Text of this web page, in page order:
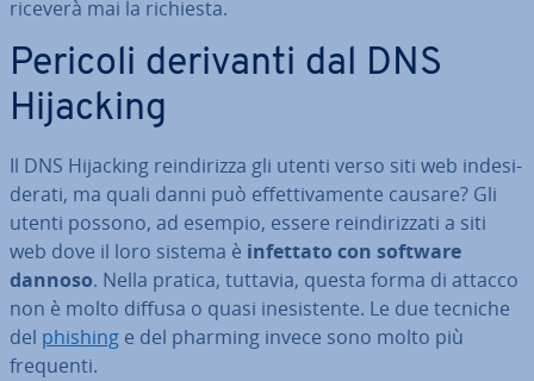
riceverà mai la richiesta.
Pericoli derivanti dal DNS
Hijacking
Il DNS Hijacking rein­di­riz­za gli utenti verso siti web in­de­si­
de­ra­ti, ma quali danni può ef­fet­ti­va­men­te causare? Gli
utenti possono, ad esempio, essere rein­di­riz­za­ti a siti
web dove il loro sistema è infettato con software
dannoso. Nella pratica, tuttavia, questa forma di attacco
non è molto diffusa o quasi ine­si­sten­te. Le due tecniche
del phishing e del pharming invece sono molto più
frequenti.